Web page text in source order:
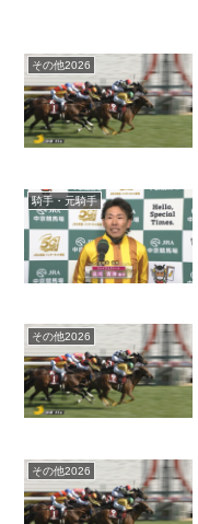
その他2026
騎手・元騎手
その他2026
その他2026